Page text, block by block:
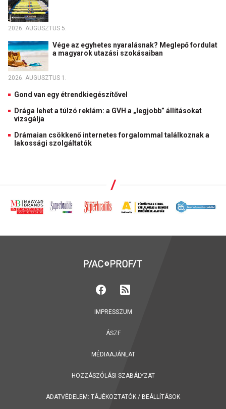
2026. AUGUSZTUS 5.
Vége az egyhetes nyaralásnak? Meglepő fordulat
a magyarok utazási szokásaiban
2026. AUGUSZTUS 1.
Gond van egy étrendkiegészítővel
Drága lehet a túlzó reklám: a GVH a „legjobb” állításokat
vizsgálja
Drámaian csökkenő internetes forgalommal találkoznak a
lakossági szolgáltatók
IMPRESSZUM
ÁSZF
MÉDIAAJÁNLAT
HOZZÁSZÓLÁSI SZABÁLYZAT
ADATVÉDELEM: TÁJÉKOZTATÓK / BEÁLLÍTÁSOK